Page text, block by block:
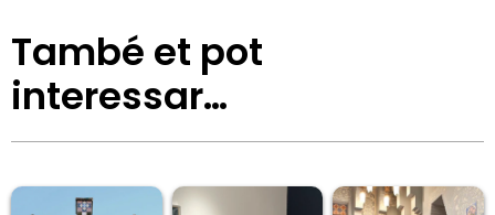
També et pot
interessar…